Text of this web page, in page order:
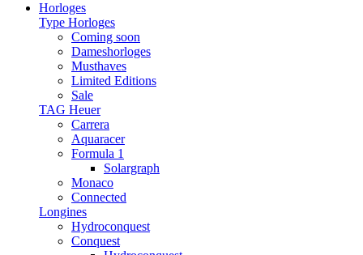
Horloges
Type Horloges
Coming soon
Dameshorloges
Musthaves
Limited Editions
Sale
TAG Heuer
Carrera
Aquaracer
Formula 1
Solargraph
Monaco
Connected
Longines
Hydroconquest
Conquest